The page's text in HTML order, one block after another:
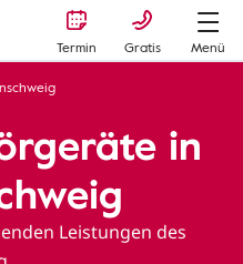
Termin Gratis
Menü
in
Leistungen des